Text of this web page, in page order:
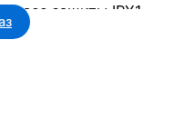
защиты IPX1.
решение для